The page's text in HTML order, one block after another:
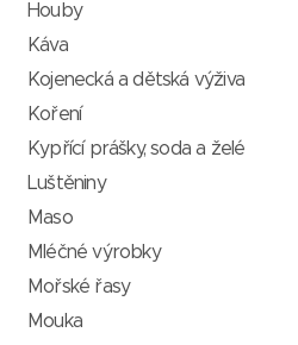
Houby
Káva
Kojenecká a dětská výživa
Koření
Kypřící prášky, soda a želé
Luštěniny
Maso
Mléčné výrobky
Mořské řasy
Mouka